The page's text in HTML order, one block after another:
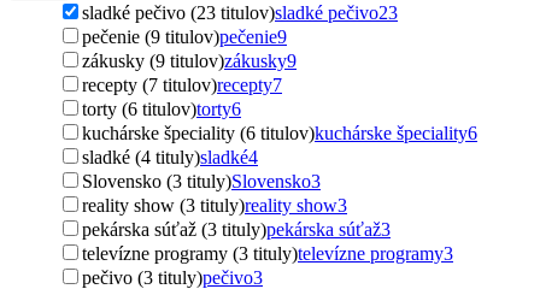
sladké pečivo (23 titulov)sladké pečivo23
pečenie (9 titulov)pečenie9
zákusky (9 titulov)zákusky9
recepty (7 titulov)recepty7
torty (6 titulov)torty6
kuchárske špeciality (6 titulov)kuchárske špeciality6
sladké (4 tituly)sladké4
Slovensko (3 tituly)Slovensko3
reality show (3 tituly)reality show3
pekárska súťaž (3 tituly)pekárska súťaž3
televízne programy (3 tituly)televízne programy3
pečivo (3 tituly)pečivo3